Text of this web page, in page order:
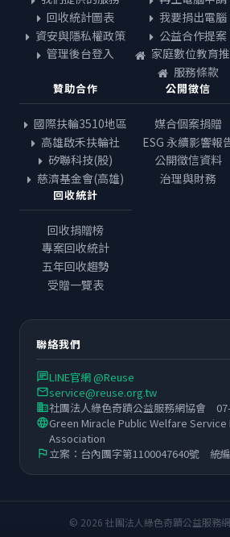
回收統計圖表
資安與隱私權政策
管理後台登入
我要捐出電腦
公益合作提案
家庭數位教育
服務條款
贊助合作
國際扶輪3510地區
高雄啟禾扶輪社
矽聯科技(股)
慈濟基金會(高雄)
公開徵信
媒合個案捐贈
ESG 永續影響報
公開徵信資料
治理與財務
回收統計
回收捐贈榜
專案回收統計
五年回收趨勢
受贈一覽表
聯絡我們
chatLINE官網 @Reuse
emailservice@reuse.org.tw
business社團法人綠色奇蹟公益服務網協會
languageGreen Miracle Public Welfare
Association
flag立案：台內團字第1100047640號 統
© 2026 社團法人綠色奇蹟公益服務